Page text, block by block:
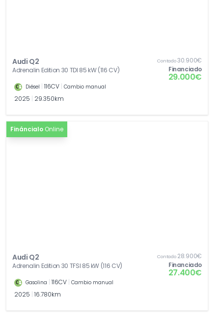
Audi Q2
Adrenalin Edition 30 TDI 85 kW (116 CV)
Contado30.900€
Financiado
29.000€
Diésel 116CV Cambio manual
2025 29.350km
Fináncialo Online
Audi Q2
Adrenalin Edition 30 TFSI 85 kW (116 CV)
Contado28.900€
Financiado
27.400€
Gasolina 116CV Cambio manual
2025 16.780km